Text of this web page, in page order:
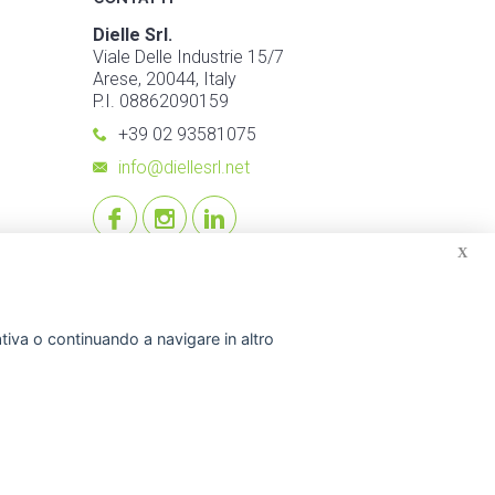
Dielle Srl.
Viale Delle Industrie 15/7
Arese, 20044, Italy
P.I. 08862090159
+39 02 93581075
info@diellesrl.net
o continuando a navigare in altro
X